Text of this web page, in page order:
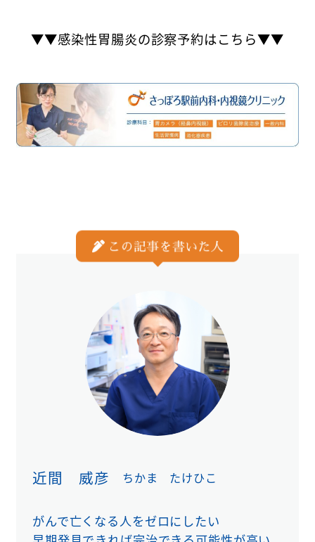
▼▼感染性胃腸炎の診察予約はこちら▼▼
近間 威彦 ちかま たけひこ
がんで亡くなる人をゼロにしたい